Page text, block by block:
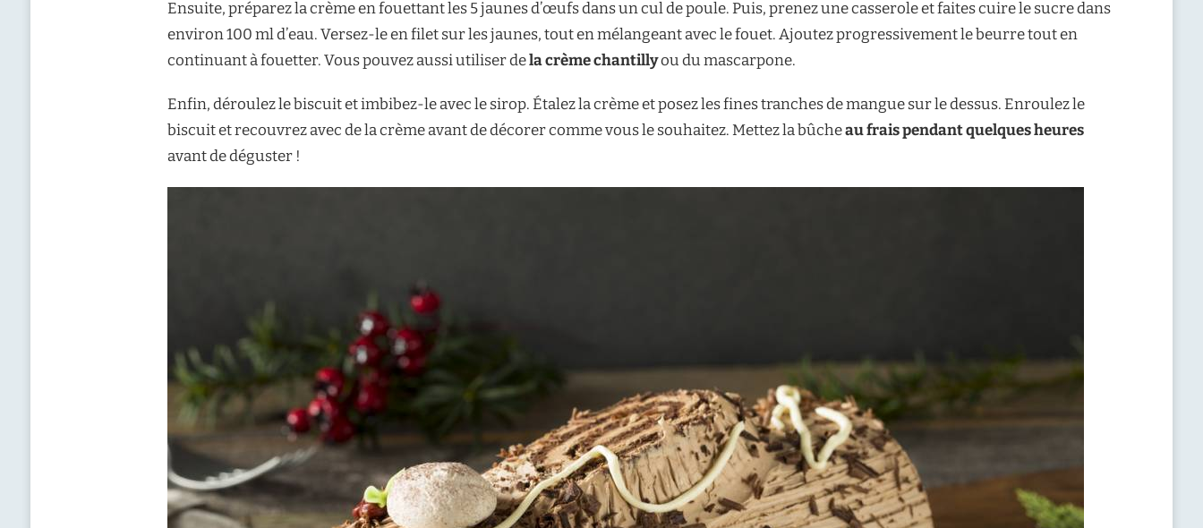
Ensuite, préparez la crème en fouettant les 5 jaunes d’œufs dans un cul de poule. Puis, prenez une casserole et faites cuire le sucre dans
environ 100 ml d’eau. Versez-le en filet sur les jaunes, tout en mélangeant avec le fouet. Ajoutez progressivement le beurre tout en
continuant à fouetter. Vous pouvez aussi utiliser dela crème chantillyou du mascarpone.
Enfin, déroulez le biscuit et imbibez-le avec le sirop. Étalez la crème et posez les fines tranches de mangue sur le dessus. Enroulez le
biscuit et recouvrez avec de la crème avant de décorer comme vous le souhaitez. Mettez la bûcheau frais pendant quelques heures
avant de déguster !